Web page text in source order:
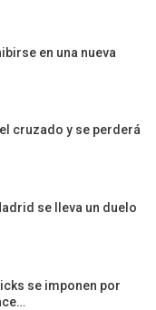
en una nueva
cruzado y se perderá
se lleva un duelo
se imponen por